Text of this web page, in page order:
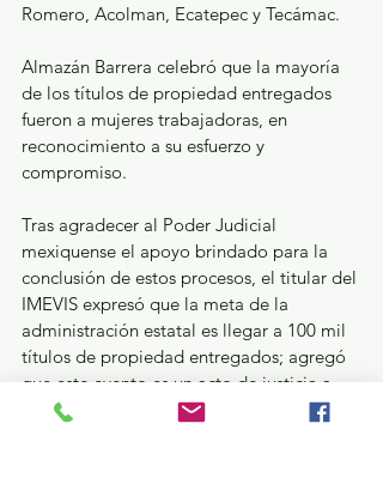
Romero, Acolman, Ecatepec y Tecámac.
Almazán Barrera celebró que la mayoría
de los títulos de propiedad entregados
fueron a mujeres trabajadoras, en
reconocimiento a su esfuerzo y
compromiso.
Tras agradecer al Poder Judicial
mexiquense el apoyo brindado para la
conclusión de estos procesos, el titular del
IMEVIS expresó que la meta de la
administración estatal es llegar a 100 mil
títulos de propiedad entregados; agregó
que este evento es un acto de justicia a
favor de los ciudadanos.